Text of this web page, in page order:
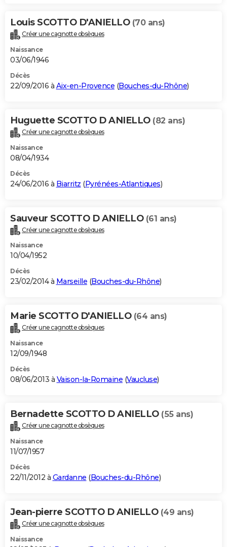
Louis SCOTTO D'ANIELLO (70 ans)
Créer une cagnotte obsèques
Naissance
03/06/1946
Décès
22/09/2016 à Aix-en-Provence (Bouches-du-Rhône)
Huguette SCOTTO D ANIELLO (82 ans)
Créer une cagnotte obsèques
Naissance
08/04/1934
Décès
24/06/2016 à Biarritz (Pyrénées-Atlantiques)
Sauveur SCOTTO D ANIELLO (61 ans)
Créer une cagnotte obsèques
Naissance
10/04/1952
Décès
23/02/2014 à Marseille (Bouches-du-Rhône)
Marie SCOTTO D'ANIELLO (64 ans)
Créer une cagnotte obsèques
Naissance
12/09/1948
Décès
08/06/2013 à Vaison-la-Romaine (Vaucluse)
Bernadette SCOTTO D ANIELLO (55 ans)
Créer une cagnotte obsèques
Naissance
11/07/1957
Décès
22/11/2012 à Gardanne (Bouches-du-Rhône)
Jean-pierre SCOTTO D ANIELLO (49 ans)
Créer une cagnotte obsèques
Naissance